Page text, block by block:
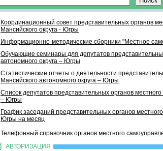
Координационный совет представительных органов
Мансийского округа - Югры
Информационно-методические сборники "Местное
Обучающие семинары для депутатов
автономного округа – Югры
Статистические отчеты о деятельности
Мансийского автономного округа – Югры
Список депутатов представительных органов
– Югры
График заседаний представительных органов
Югры на месяц
Телефонный справочник органов местного
АВТОРИЗАЦИЯ